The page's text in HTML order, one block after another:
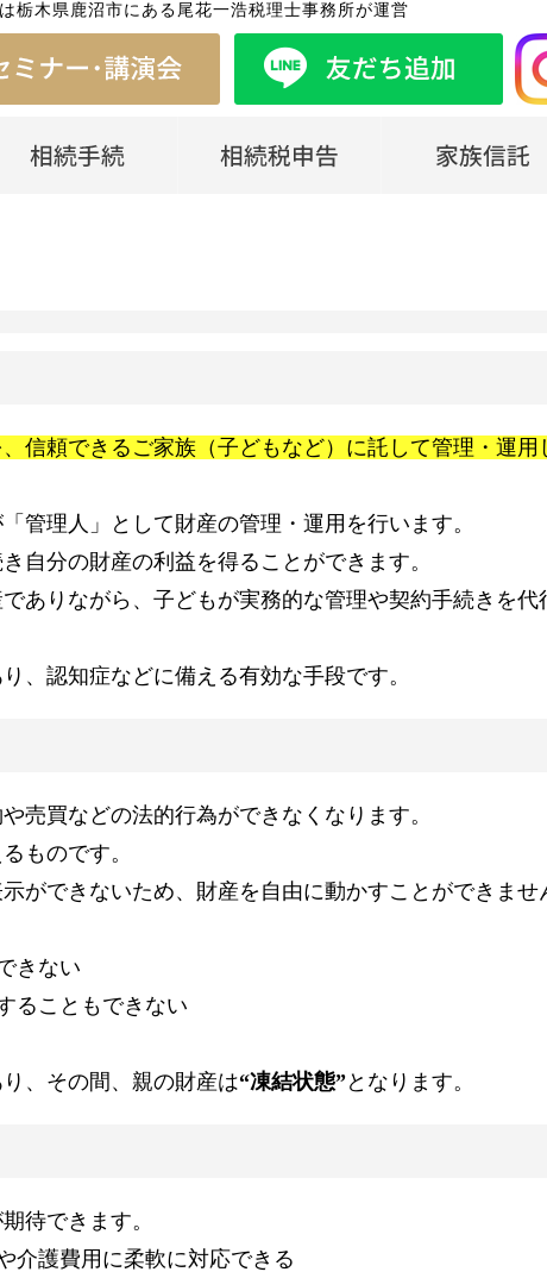
栃木県鹿沼市にある尾花一浩税理士事務所が運営
信頼できるご家族（子どもなど）に託して管理・運用
管理人」として財産の管理・運用を行います。
自分の財産の利益を得ることができます。
ありながら、子どもが実務的な管理や契約手続きを代
、認知症などに備える有効な手段です。
売買などの法的行為ができなくなります。
ものです。
ができないため、財産を自由に動かすことができませ
きない
ることもできない
、その間、親の財産は“凍結状態”となります。
待できます。
介護費用に柔軟に対応できる